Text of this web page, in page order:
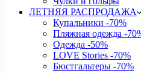
ЛЕТНЯЯ РАСПРОДАЖА
Купальники -70%
Пляжная одежда -
Одежда -50%
LOVE Stories -70%
Бюстгальтеры -70%